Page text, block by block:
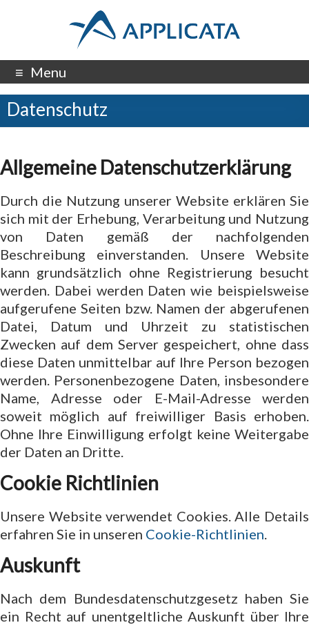
Menu
Datenschutz
Allgemeine Datenschutzerklärung
Durch die Nutzung unserer Website erklären Sie
sich mit der Erhebung, Verarbeitung und Nutzung
von Daten gemäß der nachfolgenden
Beschreibung einverstanden. Unsere Website
kann grundsätzlich ohne Registrierung besucht
werden. Dabei werden Daten wie beispielsweise
aufgerufene Seiten bzw. Namen der abgerufenen
Datei, Datum und Uhrzeit zu statistischen
Zwecken auf dem Server gespeichert, ohne dass
diese Daten unmittelbar auf Ihre Person bezogen
werden. Personenbezogene Daten, insbesondere
Name, Adresse oder E-Mail-Adresse werden
soweit möglich auf freiwilliger Basis erhoben.
Ohne Ihre Einwilligung erfolgt keine Weitergabe
der Daten an Dritte.
Cookie Richtlinien
Unsere Website verwendet Cookies. Alle Details
erfahren Sie in unseren Cookie-Richtlinien.
Auskunft
Nach dem Bundesdatenschutzgesetz haben Sie
ein Recht auf unentgeltliche Auskunft über Ihre